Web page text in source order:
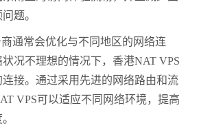
题。
常会优化与不同地区的网络连
况不理想的情况下，香港NAT VPS
接。通过采用先进的网络路由和流
VPS可以适应不同网络环境，提高